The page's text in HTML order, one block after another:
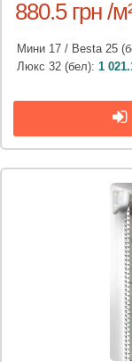
880.5 грн /
Мини 17 / Besta 25
Люкс 32 (бел): 1